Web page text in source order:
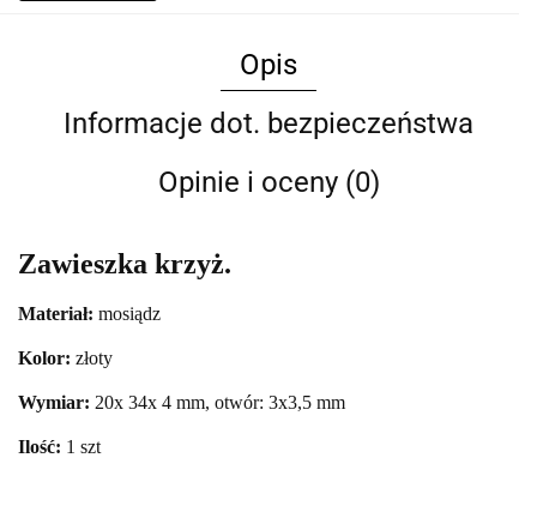
Opis
Informacje dot. bezpieczeństwa
Opinie i oceny (0)
Zawieszka krzyż.
Materiał: mosiądz
Kolor: złoty
Wymiar: 20x 34x 4 mm, otwór: 3x3,5 mm
Ilość: 1 szt